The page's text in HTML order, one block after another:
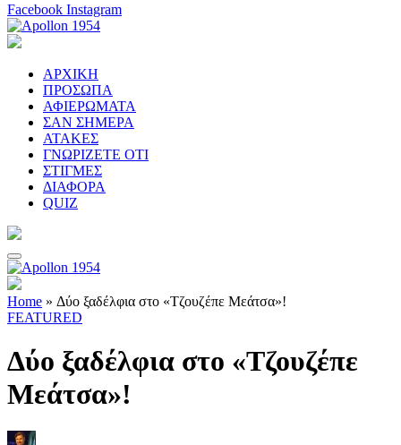
Facebook Instagram
ΑΡΧΙΚΗ
ΠΡΟΣΩΠΑ
ΑΦΙΕΡΩΜΑΤΑ
ΣΑΝ ΣΗΜΕΡΑ
ΑΤΑΚΕΣ
ΓΝΩΡΙΖΕΤΕ ΟΤΙ
ΣΤΙΓΜΕΣ
ΔΙΑΦΟΡΑ
QUIZ
Home » Δύο ξαδέλφια στο «Τζουζέπε Μεάτσα»!
FEATURED
Δύο ξαδέλφια στο «Τζουζέπε
Μεάτσα»!